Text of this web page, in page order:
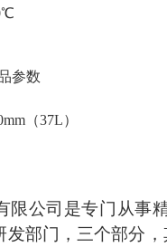
参数
（37L）
限公司是专门从事
发部门，三个部分